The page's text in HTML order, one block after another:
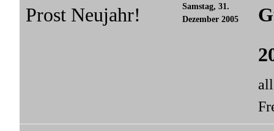
Prost Neujahr!
Samstag, 31.
Dezember 2005